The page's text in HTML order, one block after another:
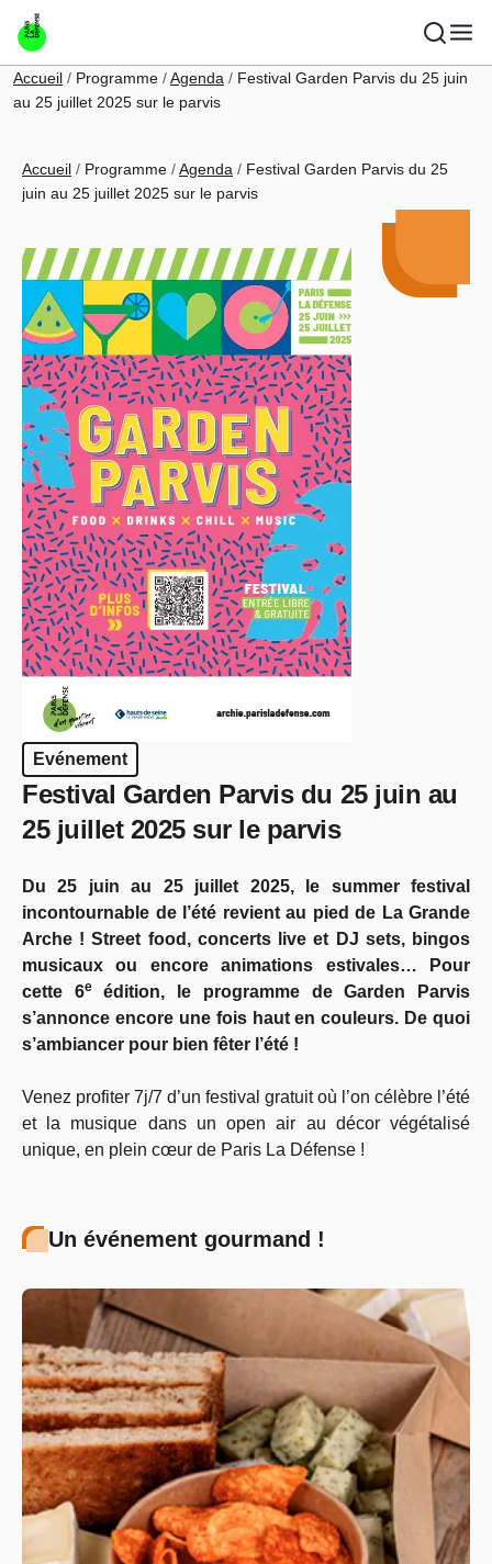
Aller au contenu principal
Fil d'Ariane
Accueil Programme Agenda
Festival Garden Parvis du 25 juin
au 25 juillet 2025 sur le parvis
Fil d'Ariane
Accueil Programme Agenda
Festival Garden Parvis du 25
juin au 25 juillet 2025 sur le parvis
Evénement
Festival Garden Parvis du 25 juin au
25 juillet 2025 sur le parvis
Du 25 juin au 25 juillet 2025, le summer festival
incontournable de l’été revient au pied de La Grande
Arche ! Street food, concerts live et DJ sets, bingos
musicaux ou encore animations estivales… Pour
cette 6eédition, le programme de Garden Parvis
s’annonce encore une fois haut en couleurs. De quoi
s’ambiancer pour bien fêter l’été !
Venez profiter 7j/7 d’un festival gratuit où l’on célèbre l’été
et la musique dans un open air au décor végétalisé
unique, en plein cœur de Paris La Défense !
Un événement gourmand !